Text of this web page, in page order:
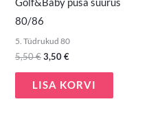
Golf&Baby pusa suurus
80/86
5. Tüdrukud 80
5,50€3,50€
LISA KORVI